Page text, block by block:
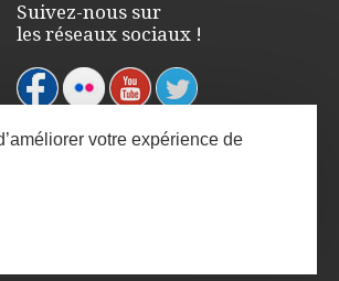
Suivez-nous sur
les réseaux sociaux !
votre expérience de